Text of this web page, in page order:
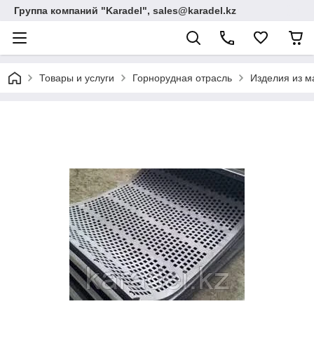
Группа компаний "Karadel", sales@karadel.kz
Товары и услуги Горнорудная отрасль Изделия из